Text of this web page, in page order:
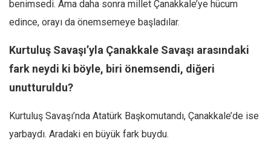
Dosyalar
benimsedi. Ama daha sonra millet Çanakkale’ye hücum
edince, orayı da önemsemeye başladılar.
Kurtuluş Savaşı’yla Çanakkale Savaşı arasındaki
fark neydi ki böyle, biri önemsendi, diğeri
unutturuldu?
Kurtuluş Savaşı’nda Atatürk Başkomutandı, Çanakkale’de ise
yarbaydı. Aradaki en büyük fark buydu.